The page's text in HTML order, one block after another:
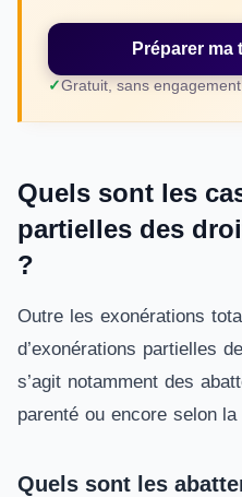
Préparer ma
Gratuit, sans engagement
Quels sont les
partielles des
?
Outre les exonérations
d’exonérations partielles
s’agit notamment des
parenté ou encore selon
Quels sont les